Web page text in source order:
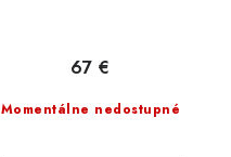
Momentálne nedostupné
67 €